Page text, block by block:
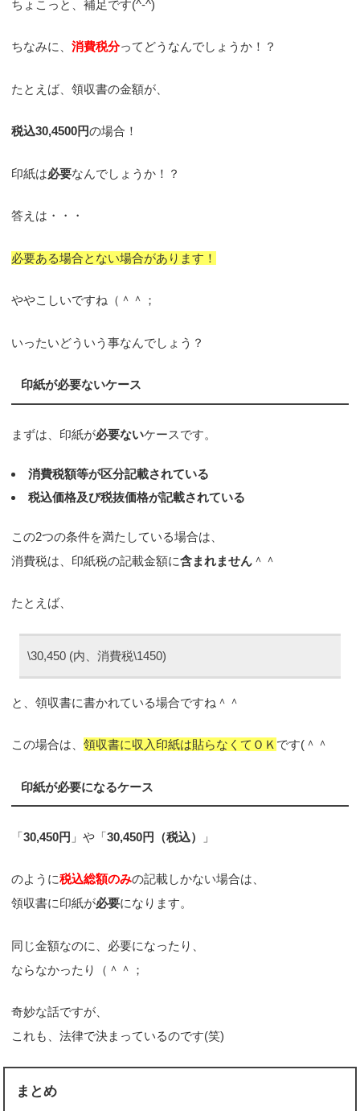
ちょこっと、補足です(^-^)
ちなみに、消費税分ってどうなんでしょうか！？
たとえば、領収書の金額が、
税込30,4500円の場合！
印紙は必要なんでしょうか！？
答えは・・・
必要ある場合とない場合があります！
ややこしいですね（＾＾；
いったいどういう事なんでしょう？
印紙が必要ないケース
まずは、印紙が必要ないケースです。
消費税額等が区分記載されている
税込価格及び税抜価格が記載されている
この2つの条件を満たしている場合は、
消費税は、印紙税の記載金額に含まれません ＾＾
たとえば、
\30,450 (内、消費税\1450)
と、領収書に書かれている場合ですね＾＾
この場合は、領収書に収入印紙は貼らなくてＯＫ です(＾＾ゞ
印紙が必要になるケース
「30,450円 」や「30,450円（税込） 」
のように税込総額のみの記載しかない場合は、
領収書に印紙が必要になります。
同じ金額なのに、必要になったり、
ならなかったり（＾＾；
奇妙な話ですが、
これも、法律で決まっているのです(笑)
まとめ